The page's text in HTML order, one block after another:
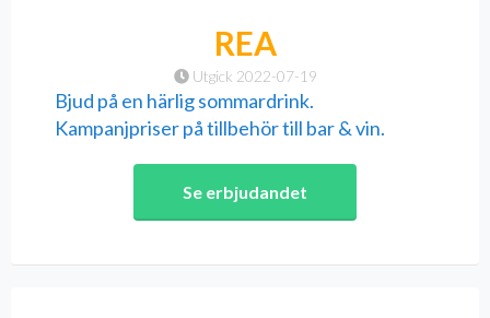
Utgick 2022-07-19
REA
Bjud på en härlig sommardrink.
Kampanjpriser på tillbehör till bar & vin.
Se erbjudandet